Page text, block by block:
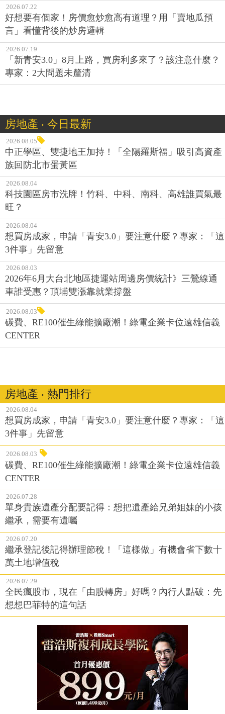
2026.07.22
好想要有個家！房價愈炒愈高有道理？用「賣地瓜預
言」看懂背後的炒房邏輯
2026.07.19
「新青安3.0」8月上路，買房利多來了？該注意什麼？
專家：2大問題未釐清
房地產 ‧ 今日最新
2026.08.05
中正學區、雙捷地王加持！「全陽羅斯福」吸引高資產
族回防北市蛋黃區
2026.08.04
科技園區房市洗牌！竹科、中科、南科、高雄誰買氣最
旺？
2026.08.04
想買房成家，申請「青安3.0」要注意什麼？專家：「這
3件事」先留意
2026.08.03
2026年6月大台北地區捷運站周邊房價統計》三鶯線通
車誰受惠？頂埔雙漲靠就業撐盤
2026.08.03
碳費、RE100催生綠能擴廠潮！綠電企業卡位遠雄信義
CENTER
房地產 ‧ 熱門排行
2026.08.04
想買房成家，申請「青安3.0」要注意什麼？專家：「這
3件事」先留意
2026.08.03
碳費、RE100催生綠能擴廠潮！綠電企業卡位遠雄信義
CENTER
2026.07.28
單身貴族遺產分配要記得：想把遺產給兄弟姐妹的小孩
繼承，需要有遺囑
2026.07.20
繼承登記後記得辦理節稅！「這樣做」有機會省下數十
萬土地增值稅
2026.07.29
全民瘋股市，現在「由股轉房」好嗎？內行人點破：先
想想巴菲特的這句話